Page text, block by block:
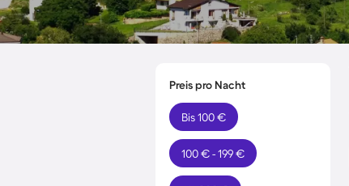
Preis pro Nacht
Bis 100 €
100 € - 199 €